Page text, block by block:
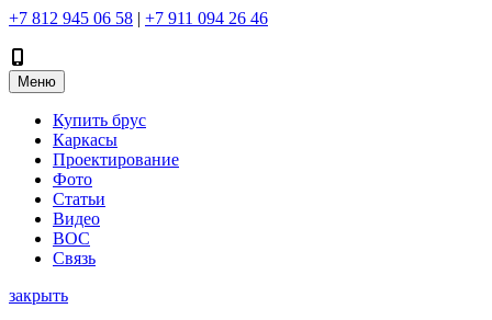
+7 812 945 06 58 | +7 911 094 26 46
Меню
Купить брус
Каркасы
Проектирование
Фото
Статьи
Видео
ВОС
Связь
закрыть